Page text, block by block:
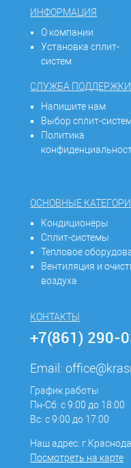
ИНФОРМАЦИЯ
О компании
Установка сплит-
систем
СЛУЖБА ПОДДЕРЖКИ
Напишите нам
Выбор сплит-
Политика
ОСНОВНЫЕ
Кондиционеры
Сплит-системы
Тепловое
Вентиляция и
воздуха
КОНТАКТЫ
+7(861) 290-
Email:
График работы
Пн-Сб: с 9:00 до 18:00
Вс: с 9:00 до 17:00
Наш адрес:
Посмотреть на карте